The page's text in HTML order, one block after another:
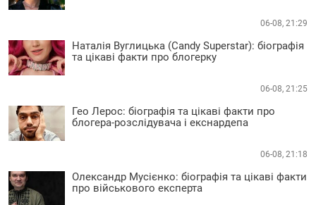
06-08, 21:29
Наталія Вуглицька (Candy Superstar): біографія
та цікаві факти про блогерку
06-08, 21:25
Гео Лерос: біографія та цікаві факти про
блогера-розслідувача і екснардепа
06-08, 21:18
Олександр Мусієнко: біографія та цікаві факти
про військового експерта